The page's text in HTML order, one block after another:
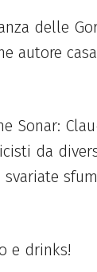
delle
autore
Sonar:
da
e drinks!